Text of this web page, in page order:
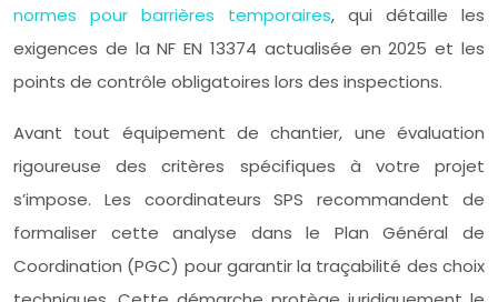
normes pour barrières temporaires, qui détaille les
exigences de la NF EN 13374 actualisée en 2025 et les
points de contrôle obligatoires lors des inspections.
Avant tout équipement de chantier, une évaluation
rigoureuse des critères spécifiques à votre projet
s’impose. Les coordinateurs SPS recommandent de
formaliser cette analyse dans le Plan Général de
Coordination (PGC) pour garantir la traçabilité des choix